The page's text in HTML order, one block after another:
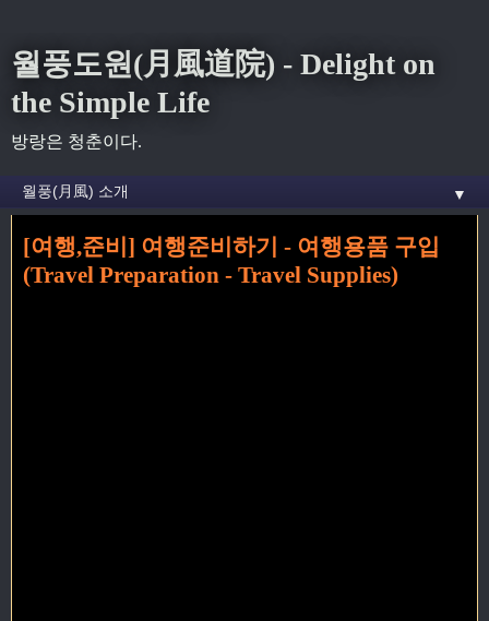
월풍도원(月風道院) - Delight on
the Simple Life
방랑은 청춘이다.
▼
» Travel Supplies 꼬리가 달린 글
[여행,준비] 여행준비하기 - 여행용품 구입
(Travel Preparation - Travel Supplies)